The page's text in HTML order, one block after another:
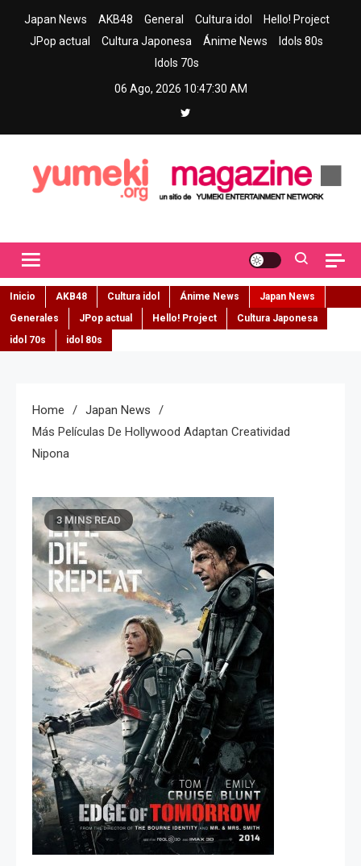
Japan News AKB48 General Cultura idol
Hello! Project
JPop actual
Cultura Japonesa Ánime News
Idols 80s
Idols 70s
06 Ago, 2026 10:47:31 AM
Inicio AKB48 Cultura idol Ánime News
Japan News
Generales
JPop actual Hello! Project
Cultura Japonesa
idol 70s
idol 80s
Home
Japan News
Más Películas De Hollywood Adaptan Creatividad
Nipona
3 MINS READ